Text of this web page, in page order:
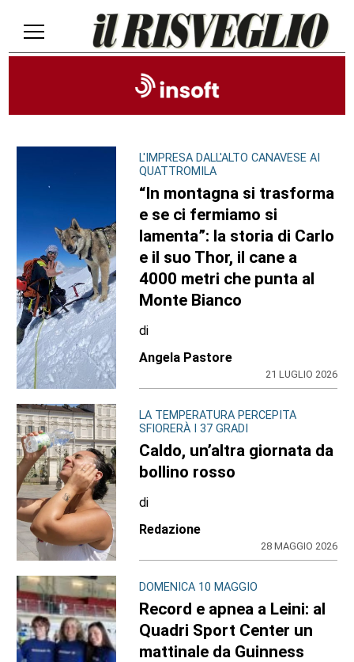
L'IMPRESA DALL'ALTO CANAVESE AI
QUATTROMILA
“In montagna si trasforma
e se ci fermiamo si
lamenta”: la storia di Carlo
e il suo Thor, il cane a
4000 metri che punta al
Monte Bianco
di
Angela Pastore
21 LUGLIO 2026
LA TEMPERATURA PERCEPITA
SFIORERÀ I 37 GRADI
Caldo, un’altra giornata da
bollino rosso
di
Redazione
28 MAGGIO 2026
DOMENICA 10 MAGGIO
Record e apnea a Leini: al
Quadri Sport Center un
mattinale da Guinness